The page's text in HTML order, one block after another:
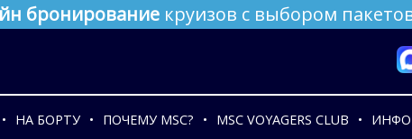
бронирование круизов с выбором
НА БОРТУ ПОЧЕМУ MSC? MSC VOYAGERS CLUB ИНФО